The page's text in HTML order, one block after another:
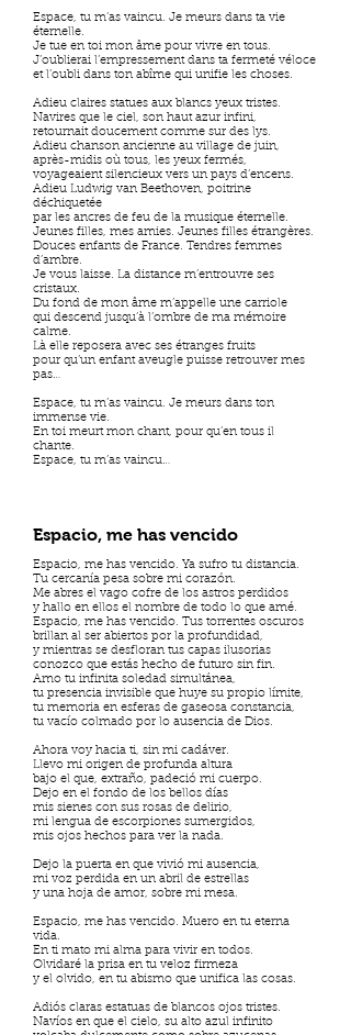
Espace, tu m’as vaincu. Je meurs dans ta vie
éternelle.
Je tue en toi mon âme pour vivre en tous.
J’oublierai l’empressement dans ta fermeté véloce
et l’oubli dans ton abîme qui unifie les choses.
Adieu claires statues aux blancs yeux tristes.
Navires que le ciel, son haut azur infini,
retournait doucement comme sur des lys.
Adieu chanson ancienne au village de juin,
après-midis où tous, les yeux fermés,
voyageaient silencieux vers un pays d’encens.
Adieu Ludwig van Beethoven, poitrine
déchiquetée
par les ancres de feu de la musique éternelle.
Jeunes filles, mes amies. Jeunes filles étrangères.
Douces enfants de France. Tendres femmes
d’ambre.
Je vous laisse. La distance m’entrouvre ses
cristaux.
Du fond de mon âme m’appelle une carriole
qui descend jusqu’à l’ombre de ma mémoire
calme.
Là elle reposera avec ses étranges fruits
pour qu’un enfant aveugle puisse retrouver mes
pas…
Espace, tu m’as vaincu. Je meurs dans ton
immense vie.
En toi meurt mon chant, pour qu’en tous il
chante.
Espace, tu m’as vaincu…
Espacio, me has vencido
Espacio, me has vencido. Ya sufro tu distancia.
Tu cercanía pesa sobre mi corazón.
Me abres el vago cofre de los astros perdidos
y hallo en ellos el nombre de todo lo que amé.
Espacio, me has vencido. Tus torrentes oscuros
brillan al ser abiertos por la profundidad,
y mientras se desfloran tus capas ilusorias
conozco que estás hecho de futuro sin fin.
Amo tu infinita soledad simultánea,
tu presencia invisible que huye su propio límite,
tu memoria en esferas de gaseosa constancia,
tu vacío colmado por lo ausencia de Dios.
Ahora voy hacia ti, sin mi cadáver.
Llevo mi origen de profunda altura
bajo el que, extraño, padeció mi cuerpo.
Dejo en el fondo de los bellos días
mis sienes con sus rosas de delirio,
mi lengua de escorpiones sumergidos,
mis ojos hechos para ver la nada.
Dejo la puerta en que vivió mi ausencia,
mi voz perdida en un abril de estrellas
y una hoja de amor, sobre mi mesa.
Espacio, me has vencido. Muero en tu eterna
vida.
En ti mato mi alma para vivir en todos.
Olvidaré la prisa en tu veloz firmeza
y el olvido, en tu abismo que unifica las cosas.
Adiós claras estatuas de blancos ojos tristes.
Navíos en que el cielo, su alto azul infinito